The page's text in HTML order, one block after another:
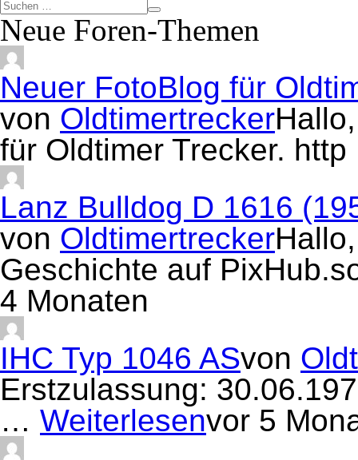
Neue Foren-Themen
Neuer FotoBlog für
von Oldtimertrecker
für Oldtimer Trecker.
Lanz Bulldog D 1616
von Oldtimertrecker
Geschichte auf
4 Monaten
IHC Typ 1046 ASvon
Erstzulassung:
… Weiterlesenvor 5